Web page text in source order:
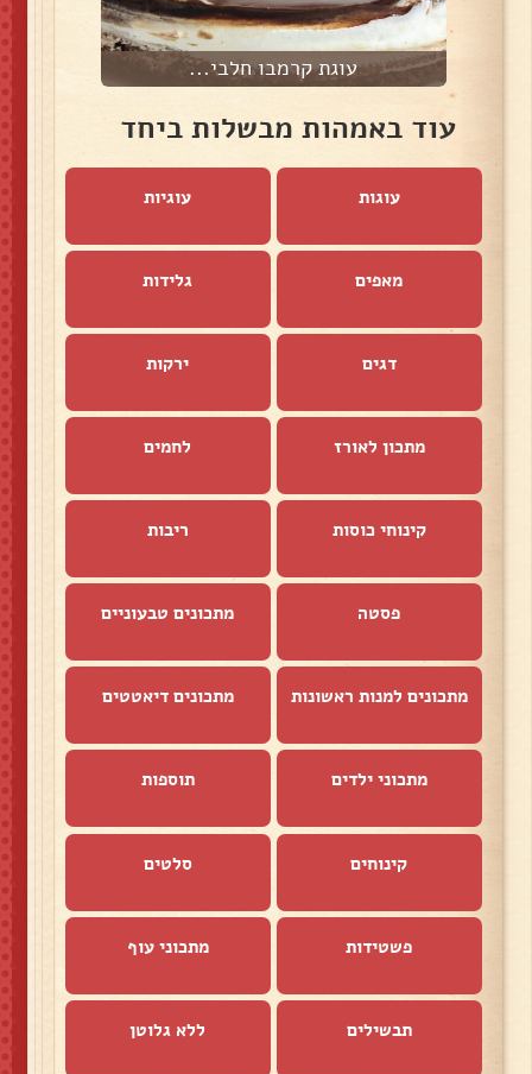
עוגת קרמבו חלבי...
עוד באמהות מבשלות ביחד
עוגות עוגיות
מאפים גלידות
דגים ירקות
מתכון לאורז לחמים
קינוחי כוסות ריבות
פסטה מתכונים טבעוניים
מתכונים למנות ראשונות מתכונים דיאטטים
מתכוני ילדים תוספות
קינוחים סלטים
פשטידות מתכוני עוף
תבשילים ללא גלוטן